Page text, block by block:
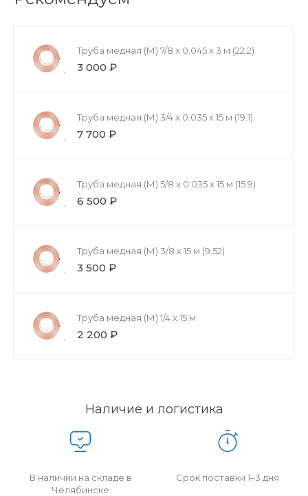
Труба медная (М) 7/8 x 0.045 x 3 м (22.2)
3 000 ₽
Труба медная (М) 3/4 x 0.035 x 15 м (19.1)
7 700 ₽
Труба медная (М) 5/8 x 0.035 x 15 м (15.9)
6 500 ₽
Труба медная (М) 3/8 x 15 м (9.52)
3 500 ₽
Труба медная (М) 1/4 x 15 м
2 200 ₽
Наличие и логистика
В наличии на складе в
Челябинске
Срок поставки 1–3 дня